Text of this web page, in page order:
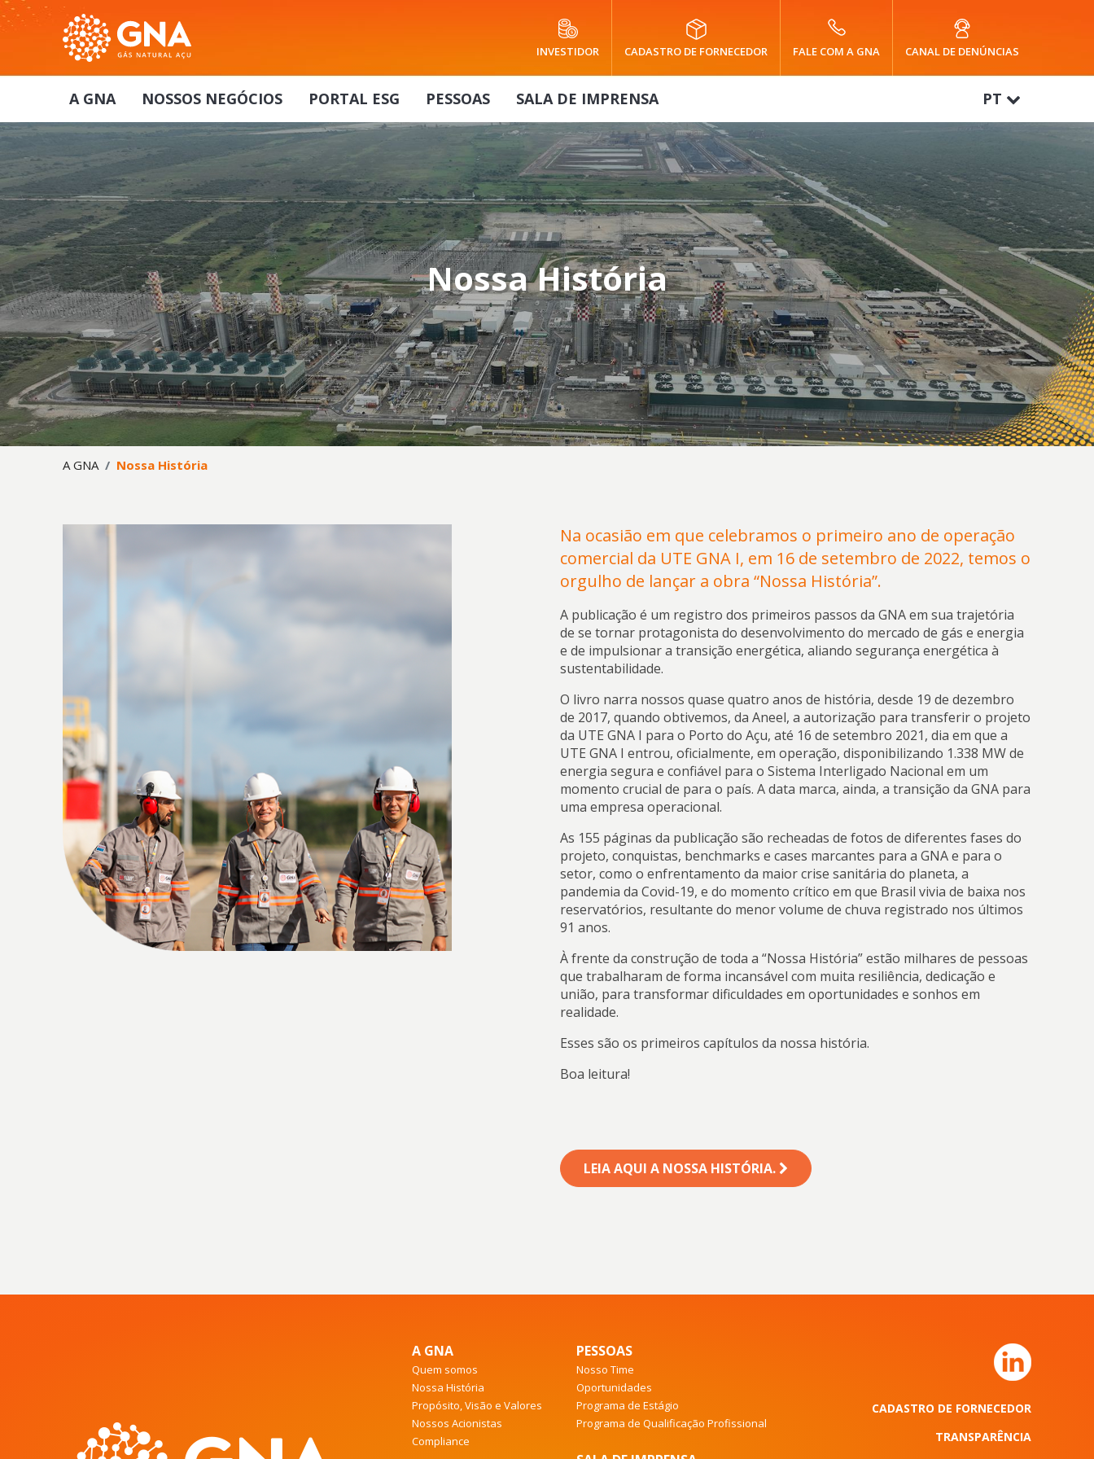
INVESTIDOR CADASTRO DE FORNECEDOR FALE COM A GNA CANAL DE DENÚNCIAS
A GNA NOSSOS NEGÓCIOS PORTAL ESG PESSOAS SALA DE IMPRENSA PT
Nossa História
A GNA Nossa História
Na ocasião em que celebramos o primeiro ano de operação
comercial da UTE GNA I, em 16 de setembro de 2022, temos o
orgulho de lançar a obra “Nossa História”.
A publicação é um registro dos primeiros passos da GNA em sua trajetória
de se tornar protagonista do desenvolvimento do mercado de gás e energia
e de impulsionar a transição energética, aliando segurança energética à
sustentabilidade.
O livro narra nossos quase quatro anos de história, desde 19 de dezembro
de 2017, quando obtivemos, da Aneel, a autorização para transferir o projeto
da UTE GNA I para o Porto do Açu, até 16 de setembro 2021, dia em que a
UTE GNA I entrou, oficialmente, em operação, disponibilizando 1.338 MW de
energia segura e confiável para o Sistema Interligado Nacional em um
momento crucial de para o país. A data marca, ainda, a transição da GNA para
uma empresa operacional.
As 155 páginas da publicação são recheadas de fotos de diferentes fases do
projeto, conquistas, benchmarks e cases marcantes para a GNA e para o
setor, como o enfrentamento da maior crise sanitária do planeta, a
pandemia da Covid-19, e do momento crítico em que Brasil vivia de baixa nos
reservatórios, resultante do menor volume de chuva registrado nos últimos
91 anos.
À frente da construção de toda a “Nossa História” estão milhares de pessoas
que trabalharam de forma incansável com muita resiliência, dedicação e
união, para transformar dificuldades em oportunidades e sonhos em
realidade.
Esses são os primeiros capítulos da nossa história.
Boa leitura!
LEIA AQUI A NOSSA HISTÓRIA.
A GNA
Quem somos
Nossa História
Propósito, Visão e Valores
Nossos Acionistas
Compliance
PESSOAS
Nosso Time
Oportunidades
Programa de Estágio
Programa de Qualificação Profissional
CADASTRO DE FORNECEDOR
TRANSPARÊNCIA